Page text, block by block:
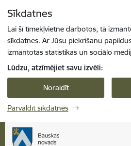
Sīkdatnes
Lai šī tīmekļvietne darbotos, tā
sīkdatnes. Ar Jūsu piekrišanu
izmantotas statistikas un sociālo
Lūdzu, atzīmējiet savu izvēli:
Noraidīt
Pārvaldīt sīkdatnes